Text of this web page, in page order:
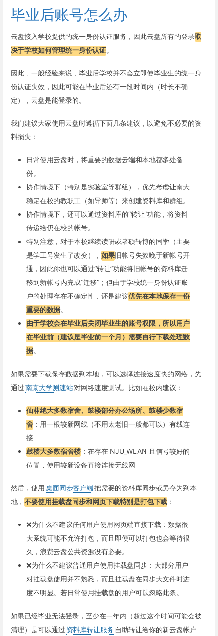
毕业后账号怎么办
云盘接入学校提供的统一身份认证服务，因此云盘所有的登录取
决于学校如何管理统一身份认证。
因此，一般经验来说，毕业后学校并不会立即使毕业生的统一身
份认证失效，因此可能在毕业后还有一段时间内（时长不确
定），云盘是能登录的。
我们建议大家使用云盘时遵循下面几条建议，以避免不必要的资
料损失：
日常使用云盘时，将重要的数据云端和本地都多处备
份。
协作情境下（特别是实验室等群组），优先考虑让南大
稳定在校的教职工（如导师等）来创建资料库和群组。
协作情境下，还可以通过资料库的“转让”功能，将资料
传递给仍在校的帐号。
特别注意，对于本校继续读研或者硕转博的同学（主要
是学工号发生了改变）， 如果旧帐号失效晚于新帐号开
通，因此你也可以通过“转让”功能将旧帐号的资料库迁
移到新帐号内完成“迁移”；但由于学校统一身份认证账
户的处理存在不确定性，还是建议优先在本地保存一份
重要的数据。
由于学校会在毕业后关闭毕业生的账号权限，所以用户
在毕业前（建议是毕业前一个月）需要自行下载处理数
据。
如果需要下载保存数据到本地，可以选择连接速度快的网络，先
通过南京大学测速站对网络速度测试。比如在校内建议：
仙林绝大多数宿舍、鼓楼部分办公场所、鼓楼少数宿
舍 ：用一根较新网线（不用太老旧一般都可以）有线连
接
鼓楼大多数宿舍楼 ：在存在 NJU_WLAN 且信号较好的
位置，使用较新设备直接连接无线网
然后，使用桌面同步客户端把需要的资料库同步或另存为到本
地， 不要使用挂载盘同步和网页下载特别是打包下载 ：
❌为什么不建议任何用户使用网页端直接下载：数据很
大系统可能不允许打包，而且即便可以打包也会等待很
久，浪费云盘公共资源没有必要。
❌为什么不建议普通用户使用挂载盘同步：大部分用户
对挂载盘使用并不熟悉，而且挂载盘在同步大文件时进
度不明显。若日常使用挂载盘的用户可以忽略此条。
如果已经毕业无法登录，至少在一年内（超过这个时间可能会被
清理）是可以通过 资料库转让服务 自助转让给你的新云盘帐户